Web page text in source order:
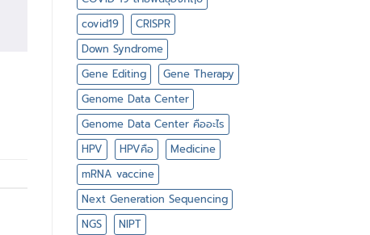
covid19
CRISPR
Down Syndrome
Gene Editing
Gene Therapy
Genome Data Center
Genome Data Center คืออะไร
HPV
HPVคือ
Medicine
mRNA vaccine
Next Generation Sequencing
NGS
NIPT